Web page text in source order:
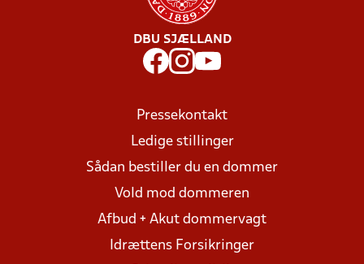
DBU SJÆLLAND
Pressekontakt
Ledige stillinger
Sådan bestiller du en dommer
Vold mod dommeren
Afbud + Akut dommervagt
Idrættens Forsikringer